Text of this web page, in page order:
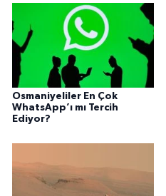
Osmaniyeliler En Çok
WhatsApp’ı mı Tercih
Ediyor?